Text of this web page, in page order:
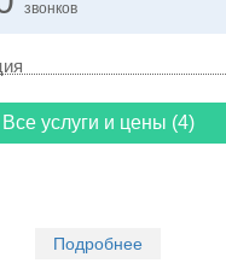
звонков
Все услуги и цены (4)
Подробнее